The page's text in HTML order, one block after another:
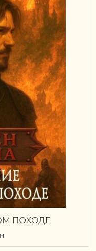
ПОХОДЕ